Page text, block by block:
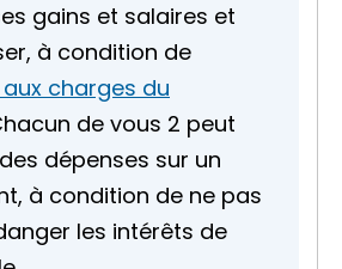
gains et salaires et
à condition de
charges du
de vous 2 peut
dépenses sur un
à condition de ne pas
les intérêts de